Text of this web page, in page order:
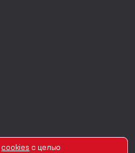
сookies с целью